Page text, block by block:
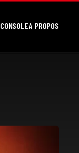
A PROPOS